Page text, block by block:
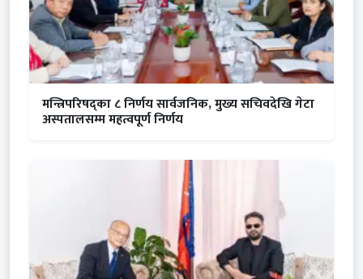
मन्त्रिपरिषद्का ८ निर्णय सार्वजनिक, मुख्य सचिवदेखि गेटा
अस्पतालसम्म महत्वपूर्ण निर्णय